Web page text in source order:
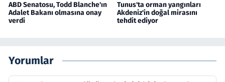
ABD Senatosu, Todd Blanche'ın
Adalet Bakanı olmasına onay
verdi
Tunus'ta orman yangınları
Akdeniz'in doğal mirasını
tehdit ediyor
Yorumlar